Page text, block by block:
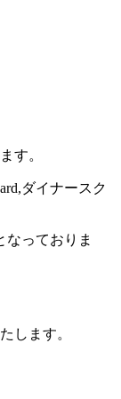
す。
っておりま
します。